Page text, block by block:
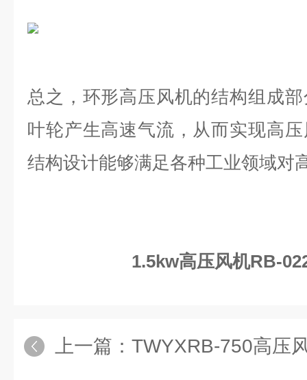
总之，环形高压风机的结构组成
叶轮产生高速气流，从而实现高
结构设计能够满足各种工业领域对
1.5kw高压风机RB-
上一篇： TWYXRB-750高压